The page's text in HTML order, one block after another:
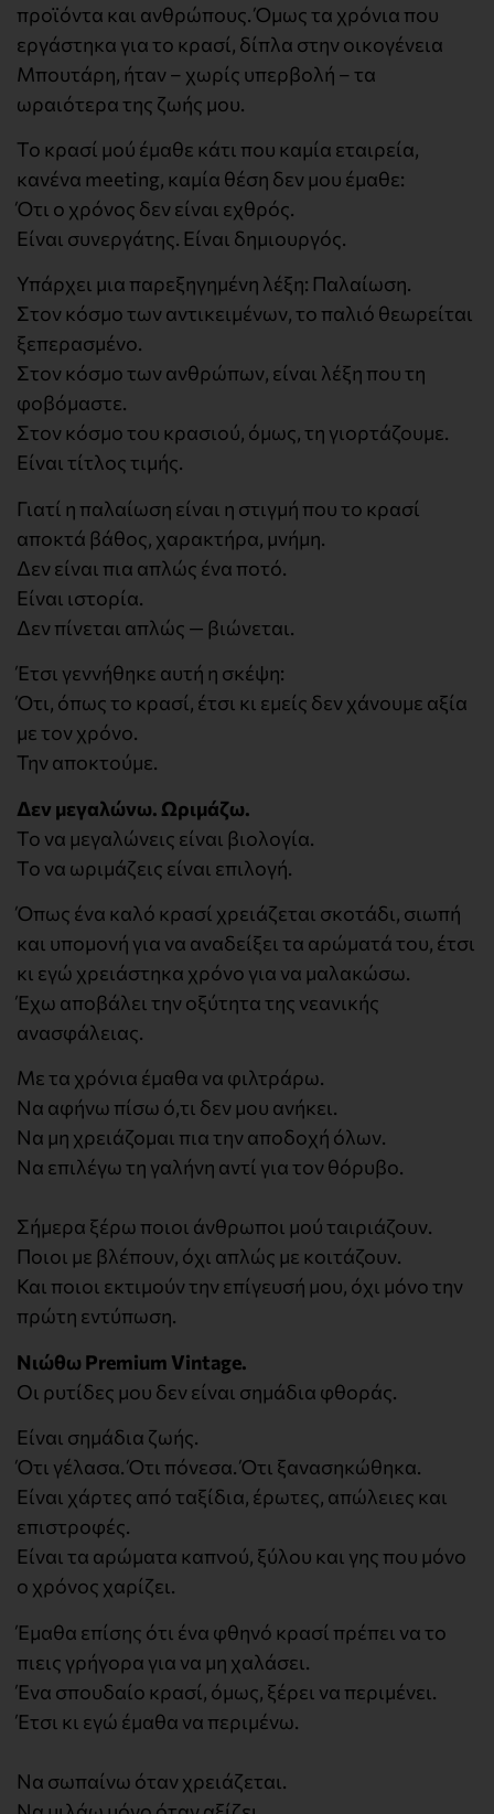
προϊόντα και ανθρώπους. Όμως τα χρόνια που
εργάστηκα για το κρασί, δίπλα στην οικογένεια
Μπουτάρη, ήταν – χωρίς υπερβολή – τα
ωραιότερα της ζωής μου.
Το κρασί μού έμαθε κάτι που καμία εταιρεία,
κανένα meeting, καμία θέση δεν μου έμαθε:
Ότι ο χρόνος δεν είναι εχθρός.
Είναι συνεργάτης. Είναι δημιουργός.
Υπάρχει μια παρεξηγημένη λέξη: Παλαίωση.
Στον κόσμο των αντικειμένων, το παλιό θεωρείται
ξεπερασμένο.
Στον κόσμο των ανθρώπων, είναι λέξη που τη
φοβόμαστε.
Στον κόσμο του κρασιού, όμως, τη γιορτάζουμε.
Είναι τίτλος τιμής.
Γιατί η παλαίωση είναι η στιγμή που το κρασί
αποκτά βάθος, χαρακτήρα, μνήμη.
Δεν είναι πια απλώς ένα ποτό.
Είναι ιστορία.
Δεν πίνεται απλώς — βιώνεται.
Έτσι γεννήθηκε αυτή η σκέψη:
Ότι, όπως το κρασί, έτσι κι εμείς δεν χάνουμε αξία
με τον χρόνο.
Την αποκτούμε.
Δεν μεγαλώνω. Ωριμάζω.
Το να μεγαλώνεις είναι βιολογία.
Το να ωριμάζεις είναι επιλογή.
Όπως ένα καλό κρασί χρειάζεται σκοτάδι, σιωπή
και υπομονή για να αναδείξει τα αρώματά του, έτσι
κι εγώ χρειάστηκα χρόνο για να μαλακώσω.
Έχω αποβάλει την οξύτητα της νεανικής
ανασφάλειας.
Με τα χρόνια έμαθα να φιλτράρω.
Να αφήνω πίσω ό,τι δεν μου ανήκει.
Να μη χρειάζομαι πια την αποδοχή όλων.
Να επιλέγω τη γαλήνη αντί για τον θόρυβο.
Σήμερα ξέρω ποιοι άνθρωποι μού ταιριάζουν.
Ποιοι με βλέπουν, όχι απλώς με κοιτάζουν.
Και ποιοι εκτιμούν την επίγευσή μου, όχι μόνο την
πρώτη εντύπωση.
Νιώθω Premium Vintage.
Οι ρυτίδες μου δεν είναι σημάδια φθοράς.
Είναι σημάδια ζωής.
Ότι γέλασα. Ότι πόνεσα. Ότι ξανασηκώθηκα.
Είναι χάρτες από ταξίδια, έρωτες, απώλειες και
επιστροφές.
Είναι τα αρώματα καπνού, ξύλου και γης που μόνο
ο χρόνος χαρίζει.
Έμαθα επίσης ότι ένα φθηνό κρασί πρέπει να το
πιεις γρήγορα για να μη χαλάσει.
Ένα σπουδαίο κρασί, όμως, ξέρει να περιμένει.
Έτσι κι εγώ έμαθα να περιμένω.
Να σωπαίνω όταν χρειάζεται.